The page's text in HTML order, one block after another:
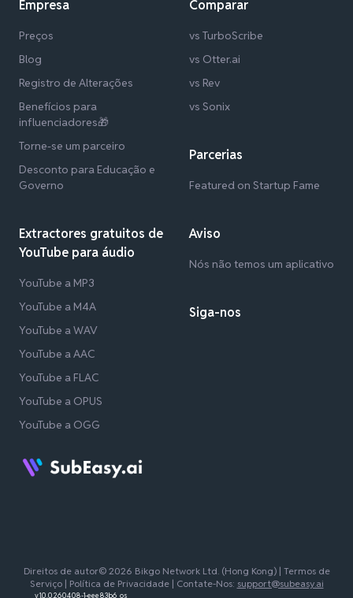
Empresa
Preços
Blog
Registro de Alterações
Benefícios para
influenciadores🎁
Torne-se um parceiro
Desconto para Educação e
Governo
Extractores gratuitos de
YouTube para áudio
YouTube a MP3
YouTube a M4A
YouTube a WAV
YouTube a AAC
YouTube a FLAC
YouTube a OPUS
YouTube a OGG
Comparar
vs TurboScribe
vs Otter.ai
vs Rev
vs Sonix
Parcerias
Featured on Startup Fame
Aviso
Nós não temos um aplicativo
Siga-nos
Direitos de autor© 2026 Bikgo Network Ltd. (Hong Kong) | Termos de
Serviço| Política de Privacidade| Contate-Nos: support@subeasy.ai
v1.0.0.260408-1-eee83b6_os